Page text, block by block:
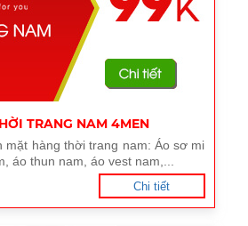
TRANG NAM 4MEN
mặt hàng thời trang nam: Áo sơ mi
áo thun nam, áo vest nam,...
Chi tiết